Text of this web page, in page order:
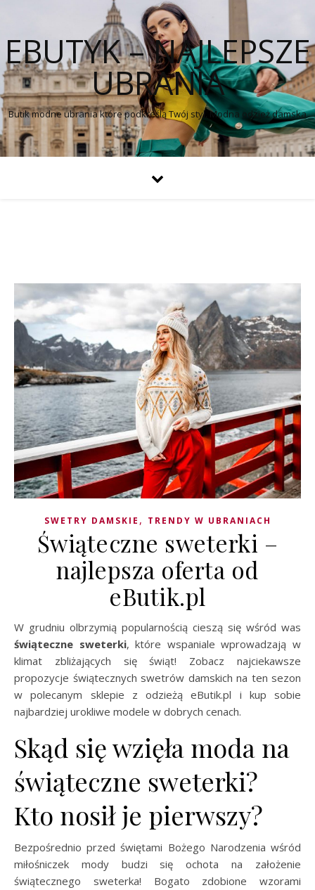
EBUTYK – NAJLEPSZE
UBRANIA
Butik modne ubrania które podkreślą Twój styl. Modna odzież damska
SWETRY DAMSKIE , TRENDY W UBRANIACH
Świąteczne sweterki –
najlepsza oferta od
eButik.pl
W grudniu olbrzymią popularnością cieszą się wśród was
świąteczne sweterki, które wspaniale wprowadzają w
klimat zbliżających się świąt! Zobacz najciekawsze
propozycje świątecznych swetrów damskich na ten sezon
w polecanym sklepie z odzieżą eButik.pl i kup sobie
najbardziej urokliwe modele w dobrych cenach.
Skąd się wzięła moda na
świąteczne sweterki?
Kto nosił je pierwszy?
Bezpośrednio przed świętami Bożego Narodzenia wśród
miłośniczek mody budzi się ochota na założenie
świątecznego sweterka! Bogato zdobione wzorami